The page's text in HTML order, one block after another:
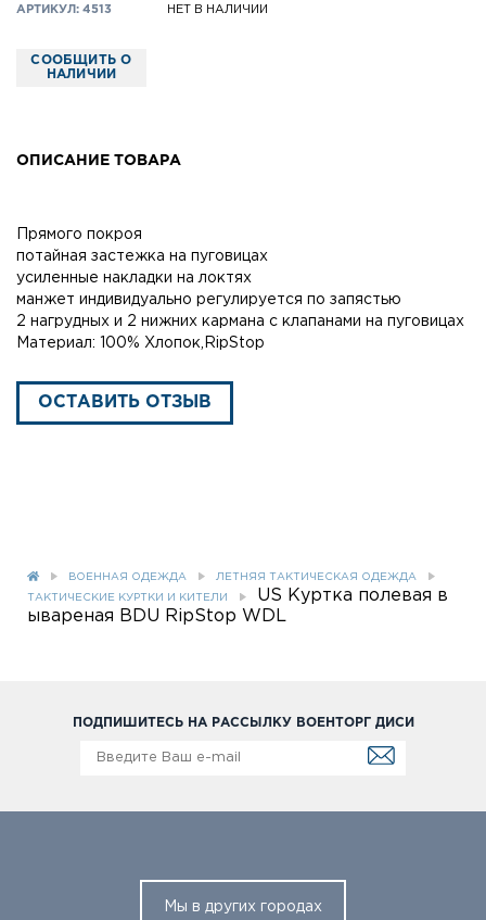
АРТИКУЛ: 4513 НЕТ В НАЛИЧИИ
СООБЩИТЬ О
НАЛИЧИИ
ОПИСАНИЕ ТОВАРА
Прямого покроя
потайная застежка на пуговицах
усиленные накладки на локтях
манжет индивидуально регулируется по запястью
2 нагрудных и 2 нижних кармана с клапанами на пуговицах
Материал: 100% Хлопок,RipStop
ОСТАВИТЬ ОТЗЫВ
ВОЕННАЯ ОДЕЖДА ЛЕТНЯЯ ТАКТИЧЕСКАЯ ОДЕЖДА
ТАКТИЧЕСКИЕ КУРТКИ И КИТЕЛИ
US Куртка полевая в
ывареная BDU RipStop WDL
ПОДПИШИТЕСЬ НА РАССЫЛКУ ВОЕНТОРГ ДИСИ
Мы в других городах